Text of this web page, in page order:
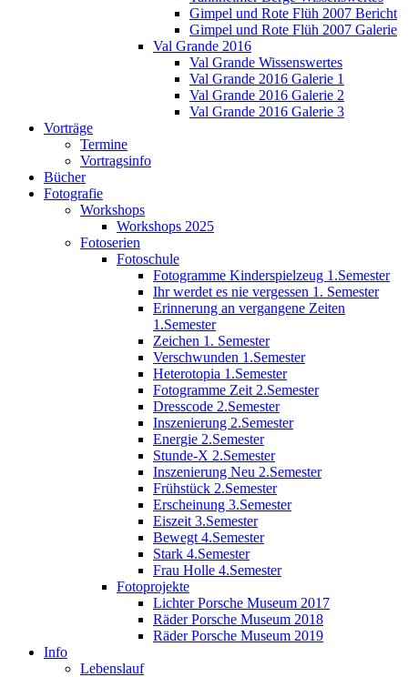
Gimpel und Rote Flüh 2007 Bericht
Gimpel und Rote Flüh 2007 Galerie
Val Grande 2016
Val Grande Wissenswertes
Val Grande 2016 Galerie 1
Val Grande 2016 Galerie 2
Val Grande 2016 Galerie 3
Vorträge
Termine
Vortragsinfo
Bücher
Fotografie
Workshops
Workshops 2025
Fotoserien
Fotoschule
Fotogramme Kinderspielzeug 1.Semester
Ihr werdet es nie vergessen 1. Semester
Erinnerung an vergangene Zeiten
1.Semester
Zeichen 1. Semester
Verschwunden 1.Semester
Heterotopia 1.Semester
Fotogramme Zeit 2.Semester
Dresscode 2.Semester
Inszenierung 2.Semester
Energie 2.Semester
Stunde-X 2.Semester
Inszenierung Neu 2.Semester
Frühstück 2.Semester
Erscheinung 3.Semester
Eiszeit 3.Semester
Bewegt 4.Semester
Stark 4.Semester
Frau Holle 4.Semester
Fotoprojekte
Lichter Porsche Museum 2017
Räder Porsche Museum 2018
Räder Porsche Museum 2019
Info
Lebenslauf